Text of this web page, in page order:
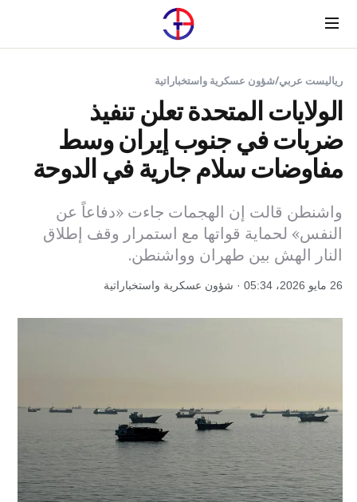
Menu
رياليست عربي/شؤون عسكرية واستخباراتية
الولايات المتحدة تعلن تنفيذ
ضربات في جنوب إيران وسط
مفاوضات سلام جارية في الدوحة
واشنطن قالت إن الهجمات جاءت «دفاعاً عن
النفس» لحماية قواتها مع استمرار وقف إطلاق
النار الهش بين طهران وواشنطن.
26 مايو 2026، 05:34 · شؤون عسكرية واستخباراتية